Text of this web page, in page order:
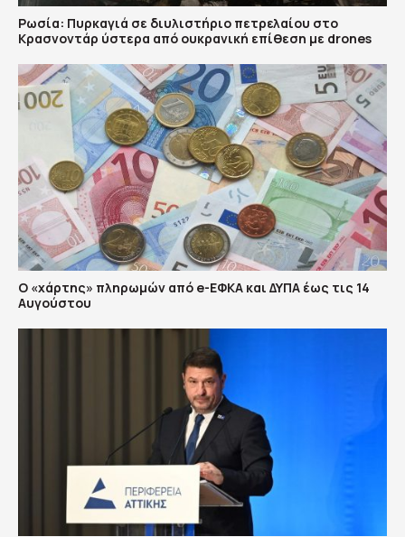
Ρωσία: Πυρκαγιά σε διυλιστήριο πετρελαίου στο
Κρασνοντάρ ύστερα από ουκρανική επίθεση με drones
Ο «χάρτης» πληρωμών από e-ΕΦΚΑ και ΔΥΠΑ έως τις 14
Αυγούστου